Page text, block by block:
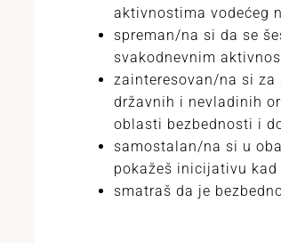
aktivnostima vodećeg
spreman/na si da se
svakodnevnim
zainteresovan/na si
državnih i nevladinih
oblasti bezbednosti i
samostalan/na si u
pokažeš inicijativu
smatraš da je